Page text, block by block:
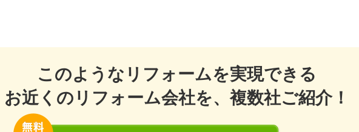
このようなリフォームを実現できる
お近くのリフォーム会社を、複数社ご紹介！